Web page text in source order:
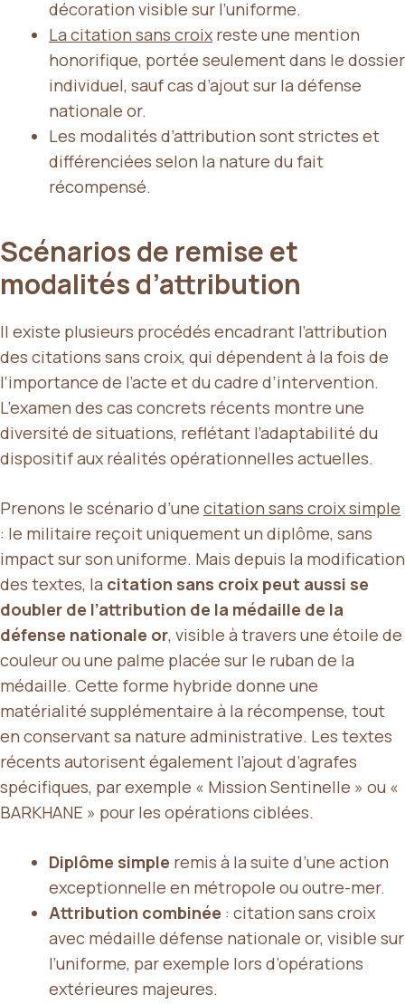
décoration visible sur l’uniforme.
La citation sans croix reste une mention
honorifique, portée seulement dans le dossier
individuel, sauf cas d’ajout sur la défense
nationale or.
Les modalités d’attribution sont strictes et
différenciées selon la nature du fait
récompensé.
Scénarios de remise et
modalités d’attribution
Il existe plusieurs procédés encadrant l’attribution
des citations sans croix, qui dépendent à la fois de
l’importance de l’acte et du cadre d’intervention.
L’examen des cas concrets récents montre une
diversité de situations, reflétant l’adaptabilité du
dispositif aux réalités opérationnelles actuelles.
Prenons le scénario d’une citation sans croix simple
: le militaire reçoit uniquement un diplôme, sans
impact sur son uniforme. Mais depuis la modification
des textes, la citation sans croix peut aussi se
doubler de l’attribution de la médaille de la
défense nationale or, visible à travers une étoile de
couleur ou une palme placée sur le ruban de la
médaille. Cette forme hybride donne une
matérialité supplémentaire à la récompense, tout
en conservant sa nature administrative. Les textes
récents autorisent également l’ajout d’agrafes
spécifiques, par exemple « Mission Sentinelle » ou «
BARKHANE » pour les opérations ciblées.
Diplôme simple remis à la suite d’une action
exceptionnelle en métropole ou outre-mer.
Attribution combinée : citation sans croix
avec médaille défense nationale or, visible sur
l’uniforme, par exemple lors d’opérations
extérieures majeures.